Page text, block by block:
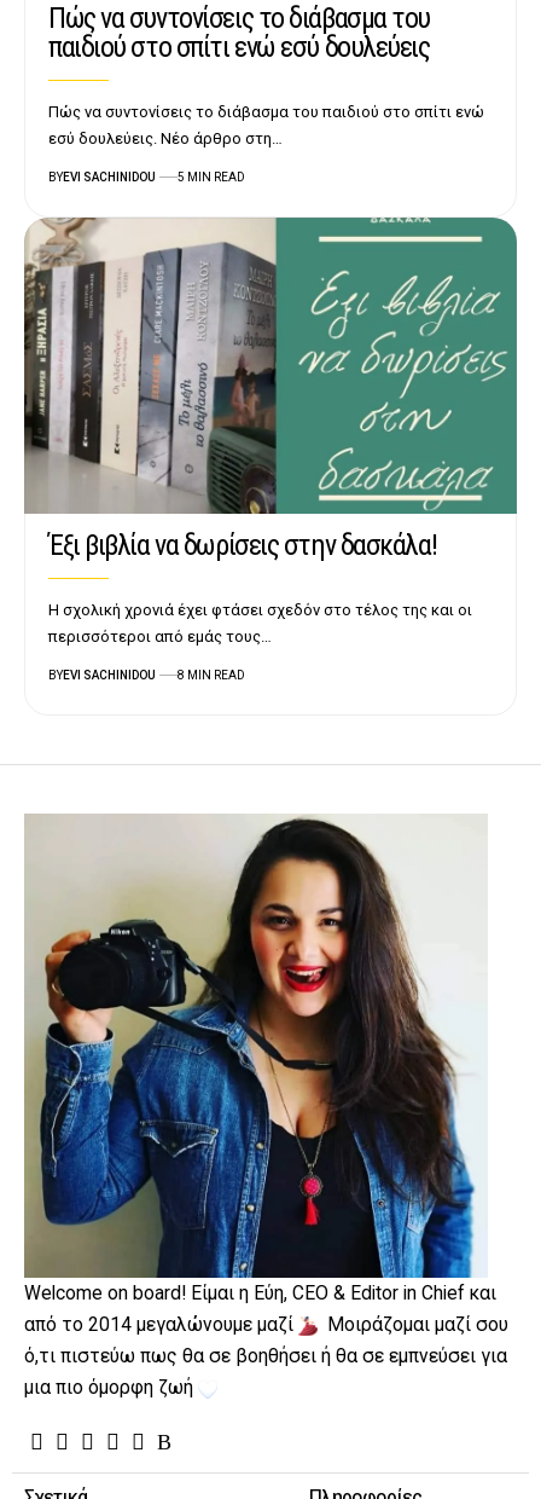
Πώς να συντονίσεις το διάβασμα του
παιδιού στο σπίτι ενώ εσύ δουλεύεις
Πώς να συντονίσεις το διάβασμα του παιδιού στο σπίτι ενώ
εσύ δουλεύεις. Νέο άρθρο στη…
BYEVI SACHINIDOU 5 MIN READ
Έξι βιβλία να δωρίσεις στην δασκάλα!
Η σχολική χρονιά έχει φτάσει σχεδόν στο τέλος της και οι
περισσότεροι από εμάς τους…
BYEVI SACHINIDOU 8 MIN READ
Welcome on board! Είμαι η Εύη, CEO & Editor in Chief και
από το 2014 μεγαλώνουμε μαζί
Μοιράζομαι μαζί σου
ό,τι πιστεύω πως θα σε βοηθήσει ή θα σε εμπνεύσει για
μια πιο όμορφη ζωή